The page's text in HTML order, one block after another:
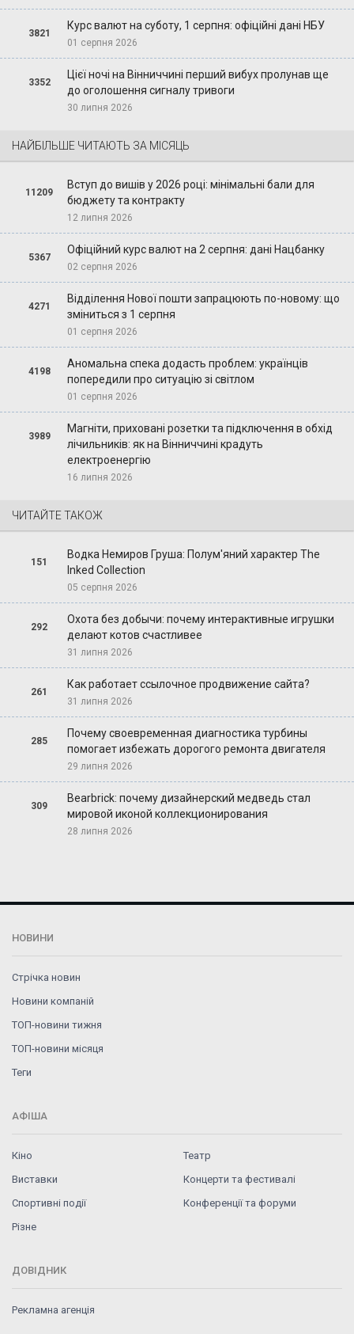
3821
Курс валют на суботу, 1 серпня: офіційні дані НБУ
01 серпня 2026
3352
Цієї ночі на Вінниччині перший вибух пролунав ще
до оголошення сигналу тривоги
30 липня 2026
НАЙБІЛЬШЕ ЧИТАЮТЬ ЗА МІСЯЦЬ
11209
Вступ до вишів у 2026 році: мінімальні бали для
бюджету та контракту
12 липня 2026
5367
Офіційний курс валют на 2 серпня: дані Нацбанку
02 серпня 2026
4271
Відділення Нової пошти запрацюють по-новому: що
зміниться з 1 серпня
01 серпня 2026
4198
Аномальна спека додасть проблем: українців
попередили про ситуацію зі світлом
01 серпня 2026
3989
Магніти, приховані розетки та підключення в обхід
лічильників: як на Вінниччині крадуть
електроенергію
16 липня 2026
ЧИТАЙТЕ ТАКОЖ
151
Водка Немиров Груша: Полум'яний характер The
Inked Collection
05 серпня 2026
292
Охота без добычи: почему интерактивные игрушки
делают котов счастливее
31 липня 2026
261
Как работает ссылочное продвижение сайта?
31 липня 2026
285
Почему своевременная диагностика турбины
помогает избежать дорогого ремонта двигателя
29 липня 2026
309
Bearbrick: почему дизайнерский медведь стал
мировой иконой коллекционирования
28 липня 2026
НОВИНИ
Стрічка новин
Новини компаній
ТОП-новини тижня
ТОП-новини місяця
Теги
АФІША
Кіно
Театр
Виставки
Концерти та фестивалі
Спортивні події
Конференції та форуми
Різне
ДОВІДНИК
Рекламна агенція